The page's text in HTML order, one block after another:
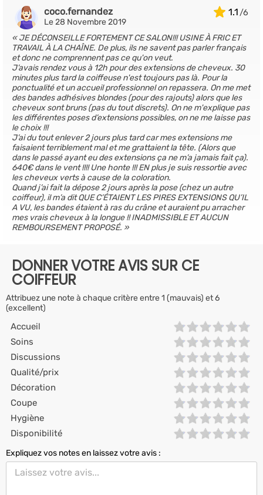
1.1
coco.fernandez
Le 28 Novembre 2019
JE DÉCONSEILLE FORTEMENT CE SALON!!! USINE À FRIC ET
TRAVAIL À LA CHAÎNE. De plus, ils ne savent pas parler français
et donc ne comprennent pas ce qu'on veut.
J’avais rendez vous à 12h pour des extensions de cheveux. 30
minutes plus tard la coiffeuse n'est toujours pas là. Pour la
ponctualité et un accueil professionnel on repassera. On me met
des bandes adhésives blondes (pour des rajouts) alors que les
cheveux sont bruns (pas du tout discrets). On ne m'explique pas
les différentes poses d’extensions possibles, on ne me laisse pas
le choix !!!
J’ai du tout enlever 2 jours plus tard car mes extensions me
faisaient terriblement mal et me grattaient la tête. (Alors que
dans le passé ayant eu des extensions ça ne m’a jamais fait ça).
640€ dans le vent !!!! Une honte !!! EN plus je suis ressortie avec
les cheveux verts à cause de la coloration.
Quand j’ai fait la dépose 2 jours après la pose (chez un autre
coiffeur), il m’a dit QUE C’ÉTAIENT LES PIRES EXTENSIONS QU’IL
A VU, les bandes étaient à ras du crâne et auraient pu arracher
mes vrais cheveux à la longue !! INADMISSIBLE ET AUCUN
REMBOURSEMENT PROPOSÉ.
DONNER VOTRE AVIS SUR CE
COIFFEUR
Attribuez une note à chaque critère entre 1 (mauvais) et 6
(excellent)
Accueil
Soins
Discussions
Qualité/prix
Décoration
Coupe
Hygiène
Disponibilité
Expliquez vos notes en laissez votre avis :